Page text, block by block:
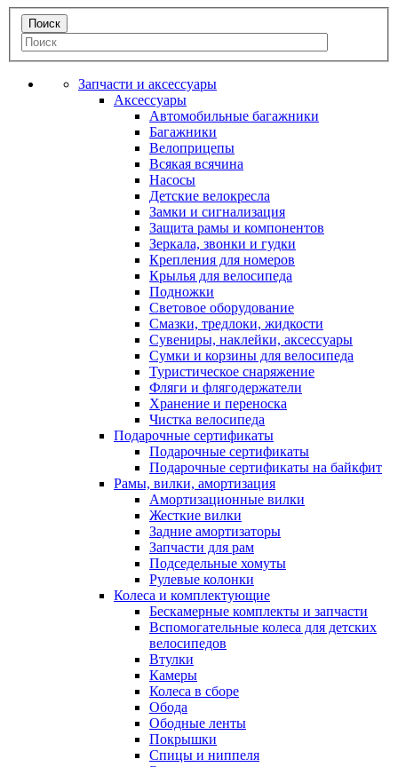
Запчасти и аксессуары
Аксессуары
Автомобильные багажники
Багажники
Велоприцепы
Всякая всячина
Насосы
Детские велокресла
Замки и сигнализация
Защита рамы и компонентов
Зеркала, звонки и гудки
Крепления для номеров
Крылья для велосипеда
Подножки
Световое оборудование
Смазки, тредлоки, жидкости
Сувениры, наклейки, аксессуары
Сумки и корзины для велосипеда
Туристическое снаряжение
Фляги и флягодержатели
Хранение и переноска
Чистка велосипеда
Подарочные сертификаты
Подарочные сертификаты
Подарочные сертификаты на байкфит
Рамы, вилки, амортизация
Амортизационные вилки
Жесткие вилки
Задние амортизаторы
Запчасти для рам
Подседельные хомуты
Рулевые колонки
Колеса и комплектующие
Бескамерные комплекты и запчасти
Вспомогательные колеса для детских
велосипедов
Втулки
Камеры
Колеса в сборе
Обода
Ободные ленты
Покрышки
Спицы и ниппеля